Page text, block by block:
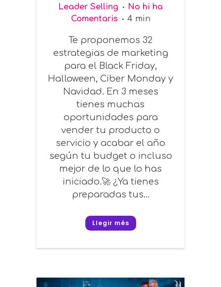
Leader Selling
No hi ha
Comentaris
4 min
Te proponemos 32
estrategias de marketing
para el Black Friday,
Halloween, Ciber Monday y
Navidad. En 3 meses
tienes muchas
oportunidades para
vender tu producto o
servicio y acabar el año
según tu budget o incluso
mejor de lo que lo has
iniciado.🚀 ¿Ya tienes
preparadas tus...
Llegir més